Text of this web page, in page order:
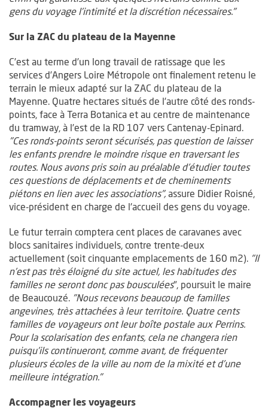
gens du voyage l’intimité et la discrétion nécessaires."
Sur la ZAC du plateau de la Mayenne
C’est au terme d’un long travail de ratissage que les
services d’Angers Loire Métropole ont finalement retenu le
terrain le mieux adapté sur la ZAC du plateau de la
Mayenne. Quatre hectares situés de l’autre côté des ronds-
points, face à Terra Botanica et au centre de maintenance
du tramway, à l’est de la RD 107 vers Cantenay-Epinard.
"Ces ronds-points seront sécurisés, pas question de laisser
les enfants prendre le moindre risque en traversant les
routes. Nous avons pris soin au préalable d'étudier toutes
ces questions de déplacements et de cheminements
piétons en lien avec les associations", assure Didier Roisné,
vice-président en charge de l'accueil des gens du voyage.
Le futur terrain comptera cent places de caravanes avec
blocs sanitaires individuels, contre trente-deux
actuellement (soit cinquante emplacements de 160 m2). "Il
n’est pas très éloigné du site actuel, les habitudes des
familles ne seront donc pas bousculées", poursuit le maire
de Beaucouzé. "Nous recevons beaucoup de familles
angevines, très attachées à leur territoire. Quatre cents
familles de voyageurs ont leur boîte postale aux Perrins.
Pour la scolarisation des enfants, cela ne changera rien
puisqu’ils continueront, comme avant, de fréquenter
plusieurs écoles de la ville au nom de la mixité et d’une
meilleure intégration."
Accompagner les voyageurs